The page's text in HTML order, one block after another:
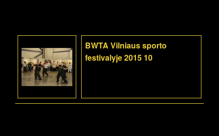
BWTA Vilniaus sporto
festivalyje 2015 10